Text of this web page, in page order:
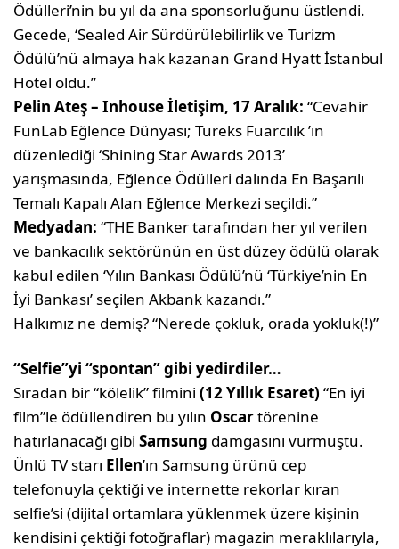
Ödülleri’nin bu yıl da ana sponsorluğunu üstlendi.
Gecede, ‘Sealed Air Sürdürülebilirlik ve Turizm
Ödülü’nü almaya hak kazanan Grand Hyatt İstanbul
Hotel oldu.”
Pelin Ateş – Inhouse İletişim, 17 Aralık: “Cevahir
FunLab Eğlence Dünyası; Tureks Fuarcılık ’ın
düzenlediği ‘Shining Star Awards 2013’
yarışmasında, Eğlence Ödülleri dalında En Başarılı
Temalı Kapalı Alan Eğlence Merkezi seçildi.”
Medyadan: “THE Banker tarafından her yıl verilen
ve bankacılık sektörünün en üst düzey ödülü olarak
kabul edilen ‘Yılın Bankası Ödülü’nü ‘Türkiye’nin En
İyi Bankası’ seçilen Akbank kazandı.”
Halkımız ne demiş? “Nerede çokluk, orada yokluk(!)”
“Selfie”yi “spontan” gibi yedirdiler…
Sıradan bir “kölelik” filmini(12 Yıllık Esaret) “En iyi
film”le ödüllendiren bu yılın Oscartörenine
hatırlanacağı gibiSamsung damgasını vurmuştu.
Ünlü TV starı Ellen’ın Samsung ürünü cep
telefonuyla çektiği ve internette rekorlar kıran
selfie’si (dijital ortamlara yüklenmek üzere kişinin
kendisini çektiği fotoğraflar) magazin meraklılarıyla,